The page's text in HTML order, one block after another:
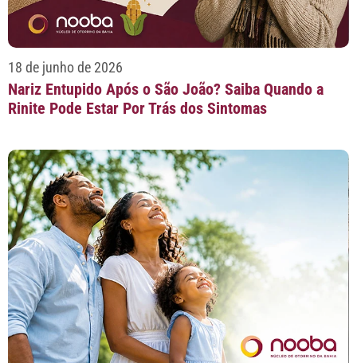
18 de junho de 2026
Nariz Entupido Após o São João? Saiba Quando a
Rinite Pode Estar Por Trás dos Sintomas